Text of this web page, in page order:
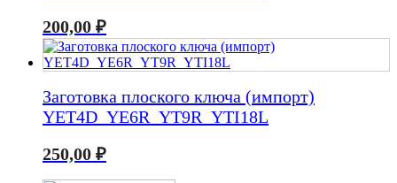
200,00 ₽
Заготовка плоского ключа (импорт)
YET4D_YE6R_YT9R_YTI18L
250,00 ₽